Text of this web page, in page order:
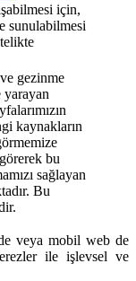
için,
sunulabilmesi
gezinme
kaynakların
bu
sağlayan
Bu
veya mobil web de
ile işlevsel ve